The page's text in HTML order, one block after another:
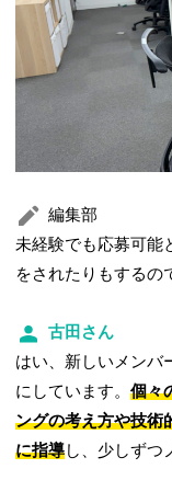
編集部
未経験でも応募可能
をされたりもするの
古田さん
はい、新しいメンバ
にしています。個々
ングの考え方や技術
に指導し、少しずつ